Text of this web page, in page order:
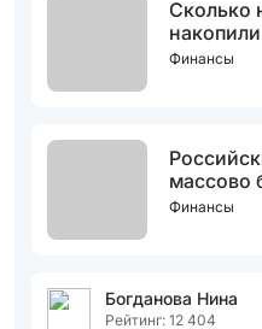
Сколько
Финансы
массово
Финансы
Богданова Нина
Рейтинг: 12 404